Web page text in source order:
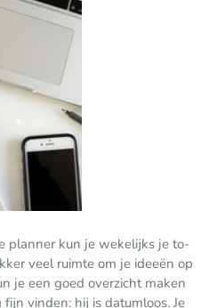
planner kun je wekelijks je to-
veel ruimte om je ideeën op
je een goed overzicht maken
vinden: hij is datumloos. Je